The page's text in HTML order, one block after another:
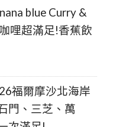
blue Curry &
哩超滿足!香蕉飲
福爾摩沙北海岸
門、三芝、萬